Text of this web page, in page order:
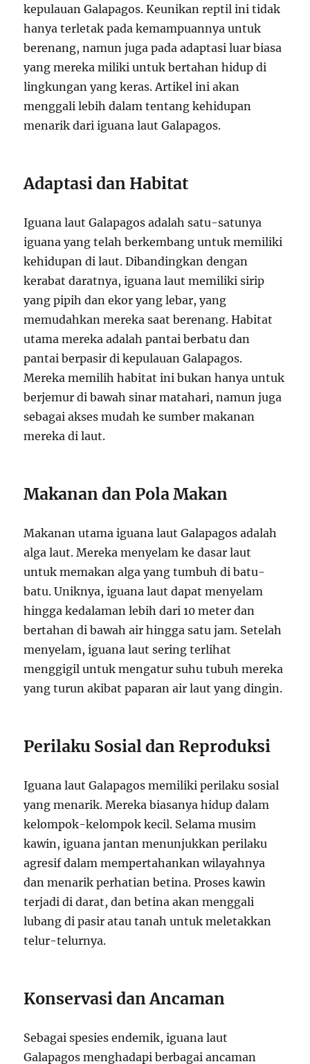
kepulauan Galapagos. Keunikan reptil ini tidak
hanya terletak pada kemampuannya untuk
berenang, namun juga pada adaptasi luar biasa
yang mereka miliki untuk bertahan hidup di
lingkungan yang keras. Artikel ini akan
menggali lebih dalam tentang kehidupan
menarik dari iguana laut Galapagos.
Adaptasi dan Habitat
Iguana laut Galapagos adalah satu-satunya
iguana yang telah berkembang untuk memiliki
kehidupan di laut. Dibandingkan dengan
kerabat daratnya, iguana laut memiliki sirip
yang pipih dan ekor yang lebar, yang
memudahkan mereka saat berenang. Habitat
utama mereka adalah pantai berbatu dan
pantai berpasir di kepulauan Galapagos.
Mereka memilih habitat ini bukan hanya untuk
berjemur di bawah sinar matahari, namun juga
sebagai akses mudah ke sumber makanan
mereka di laut.
Makanan dan Pola Makan
Makanan utama iguana laut Galapagos adalah
alga laut. Mereka menyelam ke dasar laut
untuk memakan alga yang tumbuh di batu-
batu. Uniknya, iguana laut dapat menyelam
hingga kedalaman lebih dari 10 meter dan
bertahan di bawah air hingga satu jam. Setelah
menyelam, iguana laut sering terlihat
menggigil untuk mengatur suhu tubuh mereka
yang turun akibat paparan air laut yang dingin.
Perilaku Sosial dan Reproduksi
Iguana laut Galapagos memiliki perilaku sosial
yang menarik. Mereka biasanya hidup dalam
kelompok-kelompok kecil. Selama musim
kawin, iguana jantan menunjukkan perilaku
agresif dalam mempertahankan wilayahnya
dan menarik perhatian betina. Proses kawin
terjadi di darat, dan betina akan menggali
lubang di pasir atau tanah untuk meletakkan
telur-telurnya.
Konservasi dan Ancaman
Sebagai spesies endemik, iguana laut
Galapagos menghadapi berbagai ancaman